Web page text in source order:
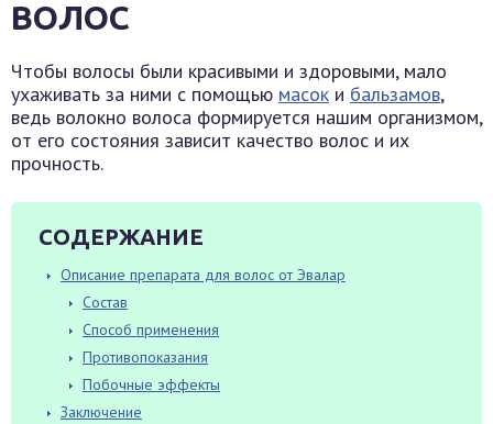
ВОЛОС
Чтобы волосы были красивыми и здоровыми, мало
ухаживать за ними с помощью масок и бальзамов,
ведь волокно волоса формируется нашим организмом,
от его состояния зависит качество волос и их
прочность.
СОДЕРЖАНИЕ
Описание препарата для волос от Эвалар
Состав
Способ применения
Противопоказания
Побочные эффекты
Заключение